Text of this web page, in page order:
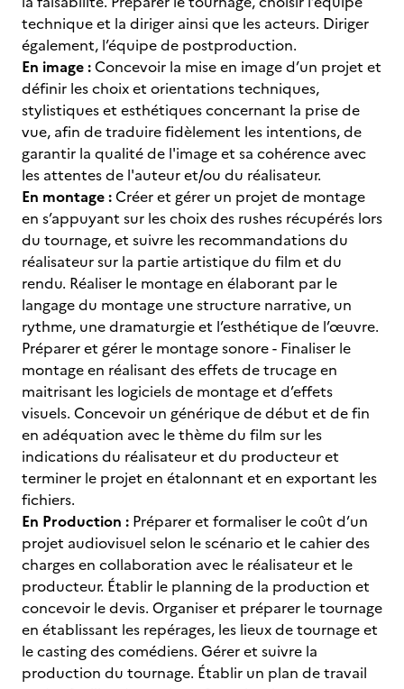
technique et la diriger ainsi que les acteurs. Diriger
également, l’équipe de postproduction.
En image :Concevoir la mise en image d’un projet et
définir les choix et orientations techniques,
stylistiques et esthétiques concernant la prise de
vue, afin de traduire fidèlement les intentions, de
garantir la qualité de l'image et sa cohérence avec
les attentes de l'auteur et/ou du réalisateur.
En montage :Créer et gérer un projet de montage
en s’appuyant sur les choix des rushes récupérés lors
du tournage, et suivre les recommandations du
réalisateur sur la partie artistique du film et du
rendu. Réaliser le montage en élaborant par le
langage du montage une structure narrative, un
rythme, une dramaturgie et l’esthétique de l’œuvre.
Préparer et gérer le montage sonore - Finaliser le
montage en réalisant des effets de trucage en
maitrisant les logiciels de montage et d’effets
visuels. Concevoir un générique de début et de fin
en adéquation avec le thème du film sur les
indications du réalisateur et du producteur et
terminer le projet en étalonnant et en exportant les
fichiers.
En Production : Préparer et formaliser le coût d’un
projet audiovisuel selon le scénario et le cahier des
charges en collaboration avec le réalisateur et le
producteur. Établir le planning de la production et
concevoir le devis. Organiser et préparer le tournage
en établissant les repérages, les lieux de tournage et
le casting des comédiens. Gérer et suivre la
production du tournage. Établir un plan de travail